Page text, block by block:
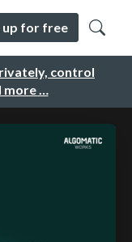
control
more …
up for free